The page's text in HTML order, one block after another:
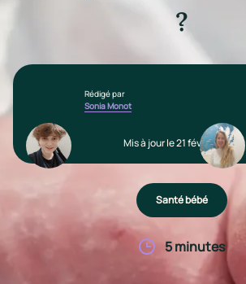
?
Rédigé par
Sonia Monot
Mis à jour le 21 février 2025
Santé bébé
5 minutes